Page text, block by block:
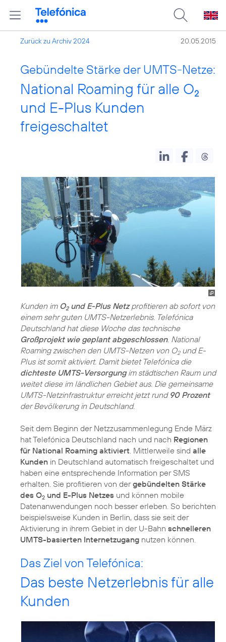
Zurück zu Archiv 2024 20.05.2015
Gebündelte Stärke der UMTS-Netze:
National Roaming für alle O2
und E-Plus Kunden
freigeschaltet
Kunden im O2und E-Plus Netzprofitieren ab sofort von
einem sehr guten UMTS-Netzerlebnis. Telefónica
Deutschland hat diese Woche das technische
Großprojekt wie geplant abgeschlossen. National
Roaming zwischen den UMTS-Netzen von O2und E-
Plus ist somit aktiviert. Damit bietet Telefónica die
dichteste UMTS-Versorgungim städtischen Raum und
weitet diese im ländlichen Gebiet aus. Die gemeinsame
UMTS-Netzinfrastruktur erreicht jetzt rund 90 Prozent
der Bevölkerung in Deutschland.
Seit dem Beginn der Netzzusammenlegung Ende März
hat Telefónica Deutschland nach und nach Regionen
für National Roaming aktiviert . Mittlerweile sind alle
Kunden in Deutschland automatisch freigeschaltet und
haben eine entsprechende Information per SMS
erhalten. Sie profitieren von dergebündelten Stärke
des O2 und E-Plus Netzes und können mobile
Datenanwendungen noch besser erleben. So berichten
beispielsweise Kunden in Berlin, dass sie seit der
Aktivierung in ihrem Gebiet in der U-Bahn schnelleren
UMTS-basierten Internetzugang nutzen können.
Das Ziel von Telefónica:
Das beste Netzerlebnis für alle
Kunden